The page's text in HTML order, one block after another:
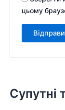
цьому
Супутні